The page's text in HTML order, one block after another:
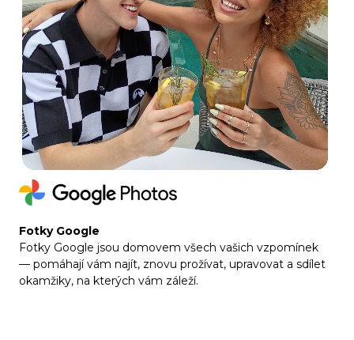
Fotky Google
Fotky Google jsou domovem všech vašich vzpomínek
— pomáhají vám najít, znovu prožívat, upravovat a sdílet
okamžiky, na kterých vám záleží.